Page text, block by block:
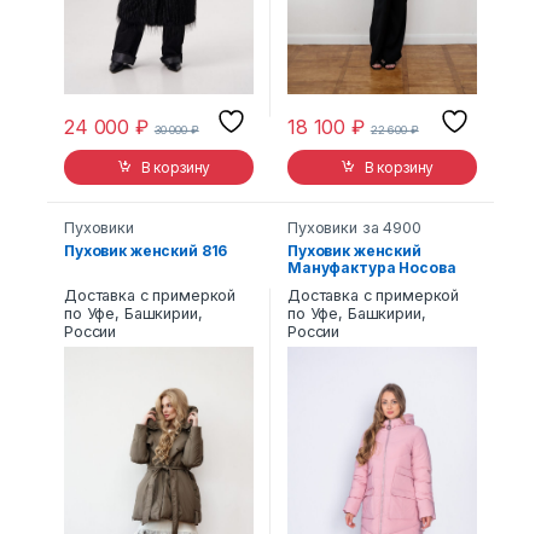
24 000₽ 30 000₽
В корзину
18 100₽ 22 600₽
В корзину
Пуховики
Пуховик женский 816
Доставка с примеркой
по Уфе, Башкирии,
России
Пуховики за 4900
Пуховик женский
Мануфактура Носова
розовый
Доставка с примеркой
по Уфе, Башкирии,
России